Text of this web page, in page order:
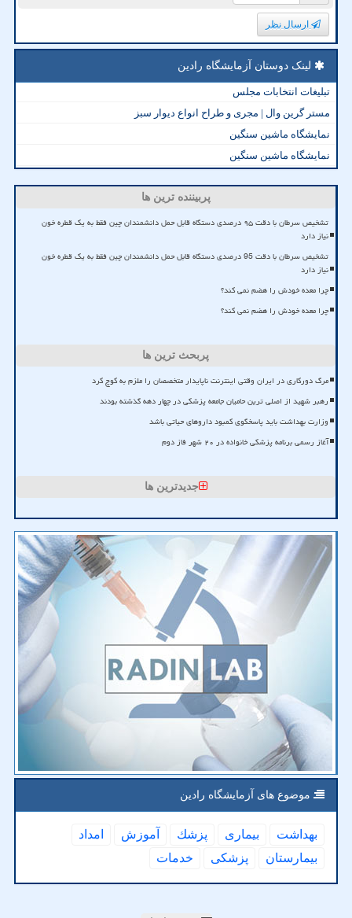
ارسال نظر
لینک دوستان آزمایشگاه رادین
تبلیغات انتخابات مجلس
مستر گرین وال | مجری و طراح انواع دیوار سبز
نمایشگاه ماشین سنگین
نمایشگاه ماشین سنگین
پربیننده ترین ها
تشخیص سرطان با دقت ۹۵ درصدی دستگاه قابل حمل دانشمندان چین فقط به یک قطره خون
نیاز دارد
تشخیص سرطان با دقت 95 درصدی دستگاه قابل حمل دانشمندان چین فقط به یک قطره خون
نیاز دارد
چرا معده خودش را هضم نمی کند؟
چرا معده خودش را هضم نمی کند؟
پربحث ترین ها
مرگ دورکاری در ایران وقتی اینترنت ناپایدار متخصصان را ملزم به کوچ کرد
رهبر شهید از اصلی ترین حامیان جامعه پزشکی در چهار دهه گذشته بودند
وزارت بهداشت باید پاسخگوی کمبود داروهای حیاتی باشد
آغاز رسمی برنامه پزشکی خانواده در ۲۰ شهر فاز دوم
جدیدترین ها
موضوع های آزمایشگاه رادین
بهداشت بیماری پزشك آموزش
امداد
بیمارستان
پزشكی خدمات